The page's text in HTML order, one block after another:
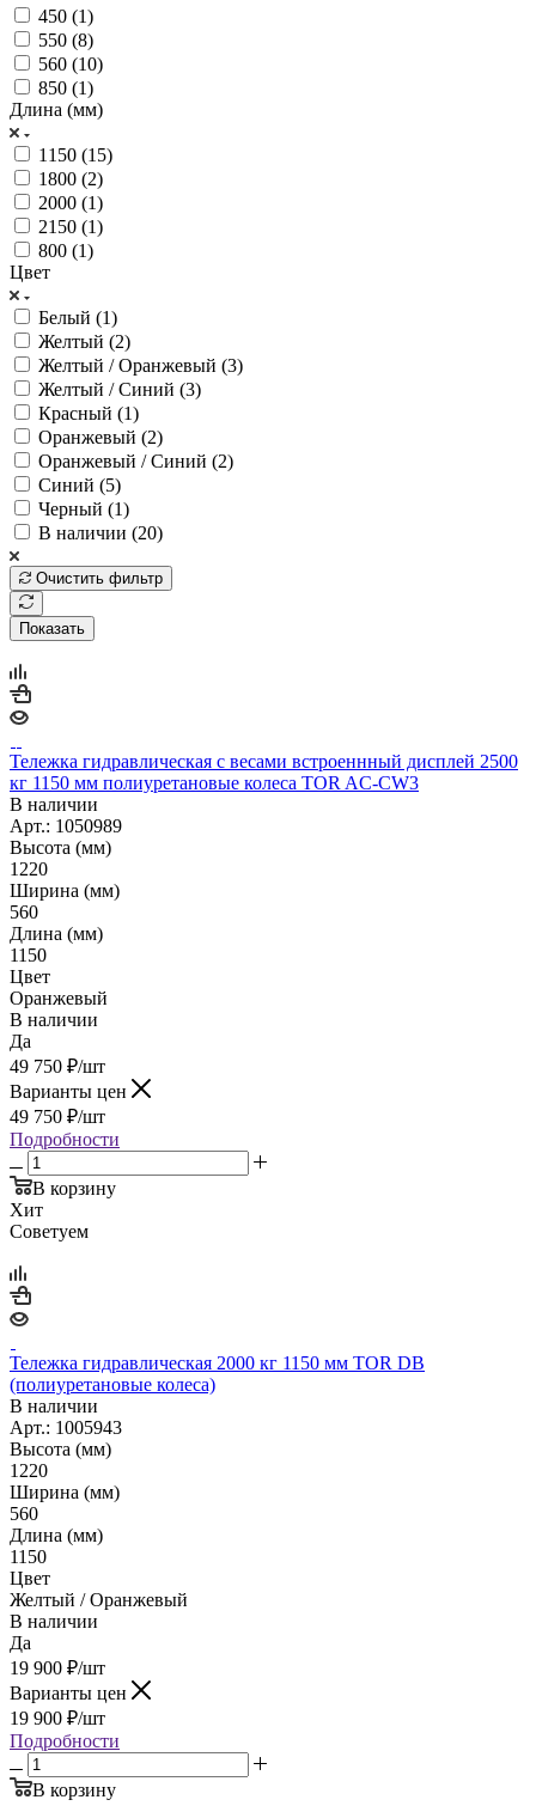
450 (1)
550 (8)
560 (10)
850 (1)
Длина (мм)
1150 (15)
1800 (2)
2000 (1)
2150 (1)
800 (1)
Цвет
Белый (1)
Желтый (2)
Желтый / Оранжевый (3)
Желтый / Синий (3)
Красный (1)
Оранжевый (2)
Оранжевый / Синий (2)
Синий (5)
Черный (1)
В наличии (20)
Очистить фильтр
Показать
Тележка гидравлическая с весами встроеннный дисплей 2500
кг 1150 мм полиуретановые колеса TOR AC-CW3
В наличии
Арт.: 1050989
Высота (мм)
1220
Ширина (мм)
560
Длина (мм)
1150
Цвет
Оранжевый
В наличии
Да
49 750 ₽/шт
Варианты цен
49 750 ₽/шт
Подробности
В корзину
Хит
Советуем
Тележка гидравлическая 2000 кг 1150 мм TOR DB
(полиуретановые колеса)
В наличии
Арт.: 1005943
Высота (мм)
1220
Ширина (мм)
560
Длина (мм)
1150
Цвет
Желтый / Оранжевый
В наличии
Да
19 900 ₽/шт
Варианты цен
19 900 ₽/шт
Подробности
В корзину